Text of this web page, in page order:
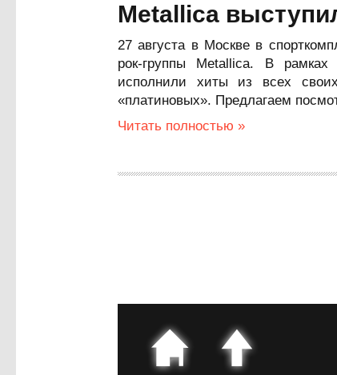
Metallica
27 августа в Москве в
рок-группы Metallica. В рамках
исполнили хиты из всех
«платиновых». Предлагаем
Читать полностью »